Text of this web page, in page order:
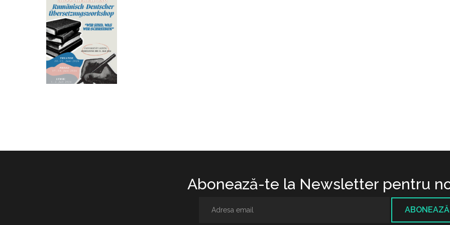
Abonează-te la Newsletter pentru